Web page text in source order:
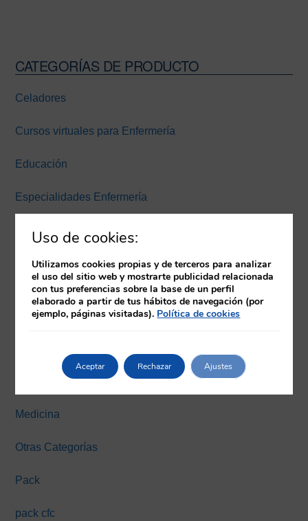
Barra
lateral
CATEGORÍAS DE PRODUCTO
Celadores
Cursos virtuales para Enfermería
Educación
Especialidades Enfermería
Experiencia inmersiva
Expertos Enfermería Universidad Europea Miguel de
Cervantes
Farmacia
Máster y Expertos Online
Medicina
Otras Categorías
Pack
pack cfc
Uso de cookies:
Utilizamos cookies propias y de terceros para analizar
el uso del sitio web y mostrarte publicidad relacionada
con tus preferencias sobre la base de un perfil
elaborado a partir de tus hábitos de navegación (por
ejemplo, páginas visitadas). Política de cookies
Aceptar Rechazar Ajustes